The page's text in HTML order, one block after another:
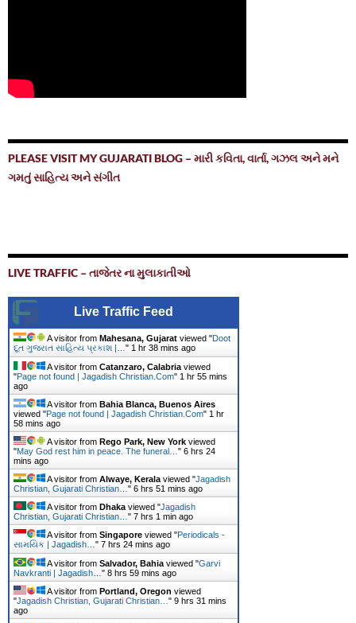
PLEASE VISIT MY GUJARATI BLOG – મારી કવિતા, વાર્તા, ગઝલ અને મને
ગમતું સાહિત્ય અને સંગીત
LIVE TRAFFIC – તાજેતર ના મુલાકાતીઓ
Live Traffic Feed
A visitor from Mahesana, Gujarat viewed "Doot
દૂત ગુજરાત સાહિત્ય પ્રકાશ |… " 1 hr 38 mins ago
A visitor from Catanzaro, Calabria viewed
"Page not found | Jagadish Christian.Com" 1 hr 55 mins
ago
A visitor from Bahia Blanca, Buenos Aires
viewed "Page not found | Jagadish Christian.Com" 1 hr
58 mins ago
A visitor from Rego Park, New York viewed
"May God rest him in peace. The funeral… " 6 hrs 24
mins ago
A visitor from Alwaye, Kerala viewed "Jagadish
Christian, Gujarati Christian… " 6 hrs 51 mins ago
A visitor from Dhaka viewed "Jagadish
Christian, Gujarati Christian… " 7 hrs 1 min ago
A visitor from Singapore viewed "Periodicals -
સામયિક | Jagadish… " 7 hrs 24 mins ago
A visitor from Salvador, Bahia viewed "Garvi
Navkranti | Jagadish… " 8 hrs 59 mins ago
A visitor from Portland, Oregon viewed
"Jagadish Christian, Gujarati Christian… " 9 hrs 31 mins
ago